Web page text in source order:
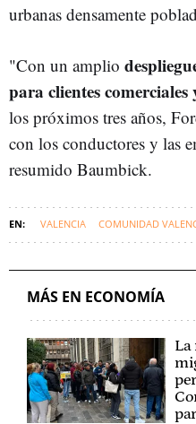
urbanas densamente
"Con un amplio
para clientes
los próximos tres años,
con los conductores y las
resumido Baumbick.
VALENCIA COMUNIDAD
MÁS EN ECONOMÍA
La